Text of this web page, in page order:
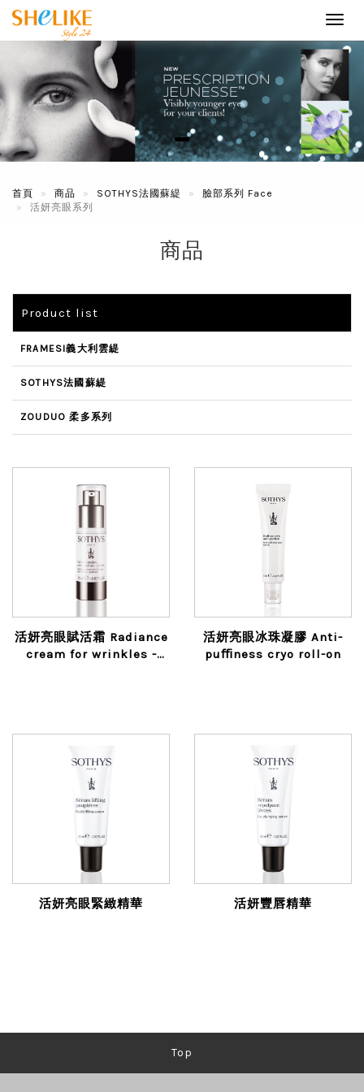
首頁 商品 SOTHYS法國蘇緹
臉部系列 Face
活妍亮眼系列
商品
Product list
FRAMESI義大利雲緹
SOTHYS法國蘇緹
ZOUDUO 柔多系列
活妍亮眼賦活霜 Radiance
cream for wrinkles -
活妍亮眼冰珠凝膠 Anti-
puﬃness cryo roll-on
活妍亮眼緊緻精華 活妍豐唇精華
Top